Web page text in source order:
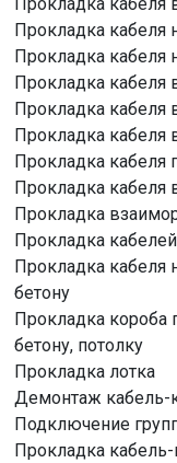
Прокладка кабеля
Прокладка кабеля
Прокладка
Прокладка кабеля
Прокладка кабеля
Прокладка кабеля
Прокладка кабеля
Прокладка кабеля
Прокладка
Прокладка
Прокладка кабеля
бетону
Прокладка короба
бетону, потолку
Прокладка лотка
Демонтаж кабель-
Подключение
Прокладка кабель-